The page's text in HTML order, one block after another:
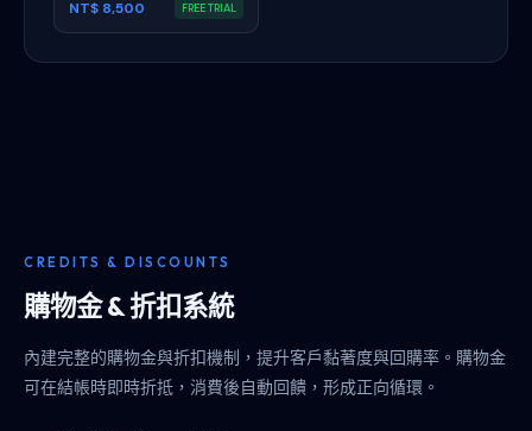
NT$ 8,500 FREE TRIAL
CREDITS & DISCOUNTS
購物金 & 折扣系統
內建完整的購物金與折扣機制，提升客戶黏著度與回購率。購物金
可在結帳時即時折抵，消費後自動回饋，形成正向循環。